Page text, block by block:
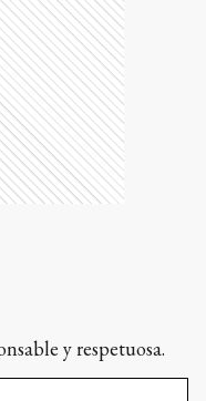
y respetuosa.